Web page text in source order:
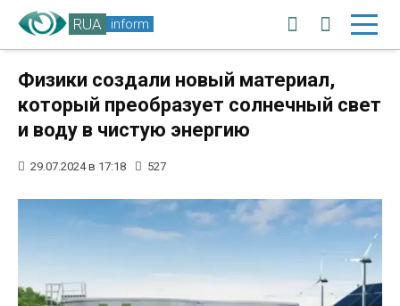
RUA inform
Физики создали новый материал,
который преобразует солнечный свет
и воду в чистую энергию
29.07.2024 в 17:18 527